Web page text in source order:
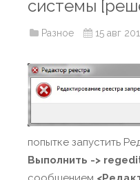
системы
Разное 15 авг
попытке запустить
Выполнить ->